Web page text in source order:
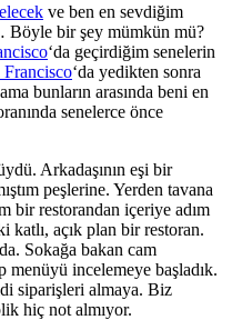
ve ben en sevdiğim
Böyle bir şey mümkün mü?
‘da geçirdiğim senelerin
Francisco‘da yedikten sonra
bunların arasında beni en
senelerce önce
Arkadaşının eşi bir
peşlerine. Yerden tavana
bir restorandan içeriye adım
katlı, açık plan bir restoran.
Sokağa bakan cam
menüyü incelemeye başladık.
siparişleri almaya. Biz
hiç not almıyor.